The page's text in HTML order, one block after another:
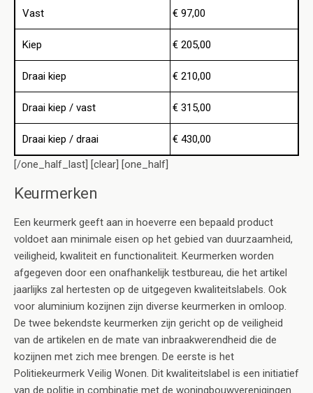
Vast € 97,00
Kiep € 205,00
Draai kiep € 210,00
Draai kiep / vast € 315,00
Draai kiep / draai
€ 430,00
[/one_half_last] [clear] [one_half]
Keurmerken
Een keurmerk geeft aan in hoeverre een bepaald product
voldoet aan minimale eisen op het gebied van duurzaamheid,
veiligheid, kwaliteit en functionaliteit. Keurmerken worden
afgegeven door een onafhankelijk testbureau, die het artikel
jaarlijks zal hertesten op de uitgegeven kwaliteitslabels. Ook
voor aluminium kozijnen zijn diverse keurmerken in omloop.
De twee bekendste keurmerken zijn gericht op de veiligheid
van de artikelen en de mate van inbraakwerendheid die de
kozijnen met zich mee brengen. De eerste is het
Politiekeurmerk Veilig Wonen. Dit kwaliteitslabel is een initiatief
van de politie in combinatie met de woningbouwverenigingen.